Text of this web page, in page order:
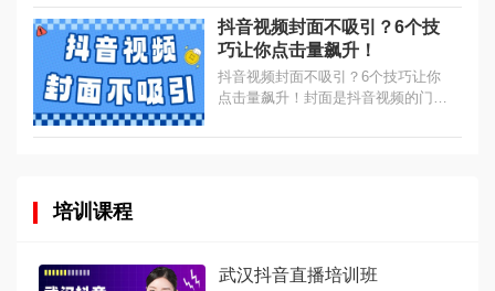
量等数据，但是并没有达到自己想要
的效果，各方面的数据实在太差
了。...
抖音视频封面不吸引？6个技
巧让你点击量飙升！
抖音视频封面不吸引？6个技巧让你
点击量飙升！封面是抖音视频的门
品，那么封面就要吸引人，封面都弄
培训课程
武汉抖音直播培训班